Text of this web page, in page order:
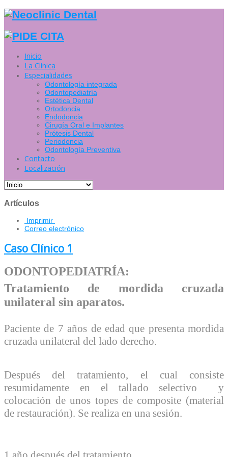
Inicio
La Clínica
Especialidades
Odontología integrada
Odontopediatría
Estética Dental
Ortodoncia
Endodoncia
Cirugía Oral e Implantes
Prótesis Dental
Periodoncia
Odontología Preventiva
Contacto
Localización
Artículos
Imprimir
Correo electrónico
Caso Clínico 1
ODONTOPEDIATRÍA:
Tratamiento de mordida cruzada
unilateral sin aparatos.
Paciente de 7 años de edad que presenta mordida
cruzada unilateral del lado derecho.
Después del tratamiento, el cual consiste
resumidamente en el tallado selectivo y
colocación de unos topes de composite (material
de restauración). Se realiza en una sesión.